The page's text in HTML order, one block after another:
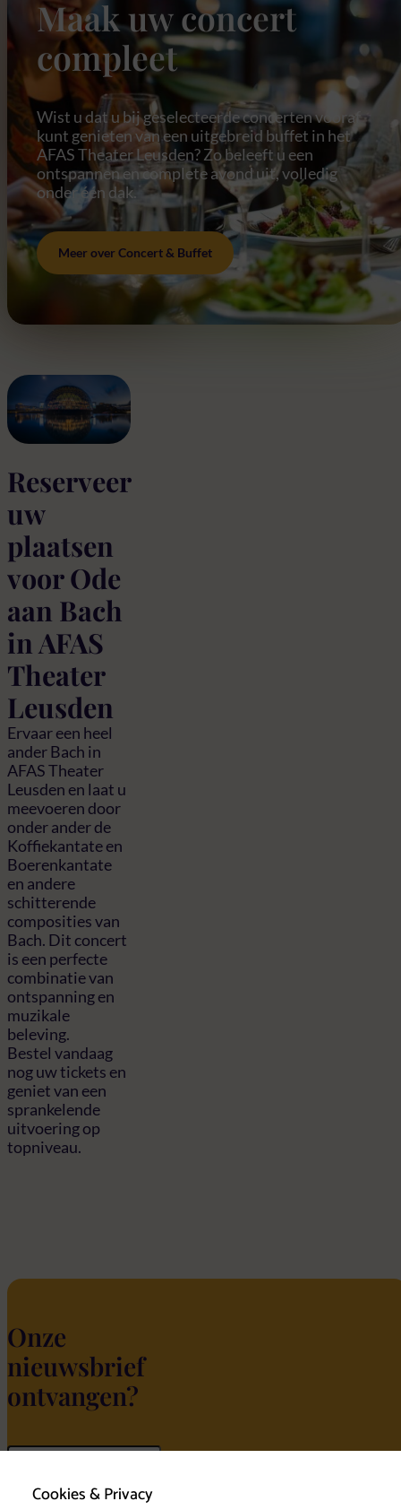
Cookies & Privacy
Maak uw concert
compleet
Wist u dat u bij geselecteerde concerten vooraf
kunt genieten van een uitgebreid buffet in het
AFAS Theater Leusden? Zo beleeft u een
ontspannen en complete avond uit, volledig
onder één dak.
Meer over Concert & Buffet
Reserveer
uw
plaatsen
voor Ode
aan Bach
in AFAS
Theater
Leusden
Ervaar een heel
ander Bach in
AFAS Theater
Leusden en laat u
meevoeren door
onder ander de
Koffiekantate en
Boerenkantate
en andere
schitterende
composities van
Bach. Dit concert
is een perfecte
combinatie van
ontspanning en
muzikale
beleving.
Bestel vandaag
nog uw tickets en
geniet van een
sprankelende
uitvoering op
topniveau.
Onze
nieuwsbrief
ontvangen?